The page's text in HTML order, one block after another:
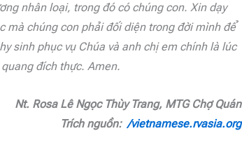
nhân loại, trong đó có chúng con. Xin dạy
mà chúng con phải đối diện trong đời mình để
sinh phục vụ Chúa và anh chị em chính là lúc
đích thực. Amen.
Nt. Rosa Lê Ngọc Thùy Trang, MTG Chợ Quán
Trích nguồn:/vietnamese.rvasia.org